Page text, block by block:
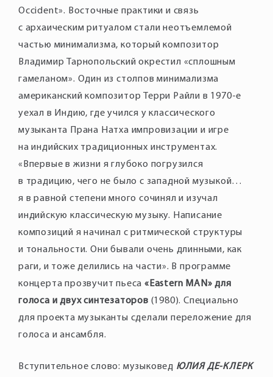
Occident». Восточные практики и связь
с архаическим ритуалом стали неотъемлемой
частью минимализма, который композитор
Владимир Тарнопольский окрестил «сплошным
гамеланом». Один из столпов минимализма
американский композитор Терри Райли в 1970-е
уехал в Индию, где учился у классического
музыканта Прана Натха импровизации и игре
на индийских традиционных инструментах.
«Впервые в жизни я глубоко погрузился
в традицию, чего не было с западной музыкой…
я в равной степени много сочинял и изучал
индийскую классическую музыку. Написание
композиций я начинал с ритмической структуры
и тональности. Они бывали очень длинными, как
раги, и тоже делились на части». В программе
концерта прозвучит пьеса«Eastern MAN» для
голоса и двух синтезаторов (1980). Специально
для проекта музыканты сделали переложение для
голоса и ансамбля.
Вступительное слово: музыковед ЮЛИЯ ДЕ-КЛЕРК